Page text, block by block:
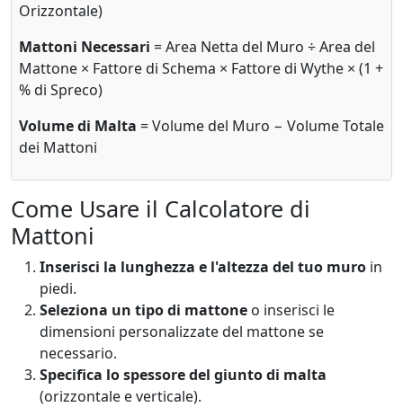
Orizzontale)
Mattoni Necessari = Area Netta del Muro ÷ Area del
Mattone × Fattore di Schema × Fattore di Wythe × (1 +
% di Spreco)
Volume di Malta = Volume del Muro − Volume Totale
dei Mattoni
Come Usare il Calcolatore di
Mattoni
Inserisci la lunghezza e l'altezza del tuo muro in
piedi.
Seleziona un tipo di mattone o inserisci le
dimensioni personalizzate del mattone se
necessario.
Specifica lo spessore del giunto di malta
(orizzontale e verticale).